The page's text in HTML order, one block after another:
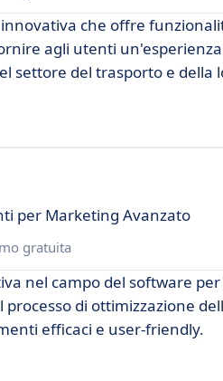
che offre
agli utenti
settore del trasporto e della
per Marketing Avanzato
gratuita
nel campo del software
di ottimizzazione
efficaci e user-friendly.